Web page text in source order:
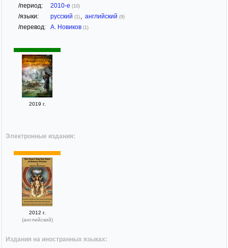
/период: 2010-е (10)
/языки: русский (1) английский (9)
/перевод: А. Новиков (1)
2019 г.
Электронные издания:
2012 г.
(английский)
Издания на иностранных языках: